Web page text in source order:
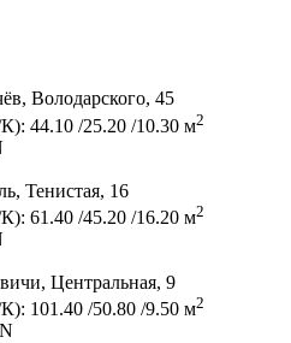
Володарского, 45
44.10 /25.20 /10.30 м2
Тенистая, 16
61.40 /45.20 /16.20 м2
Центральная, 9
101.40 /50.80 /9.50 м2